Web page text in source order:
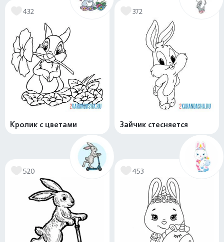
432
Кролик с цветами
372
Зайчик стесняется
520 453